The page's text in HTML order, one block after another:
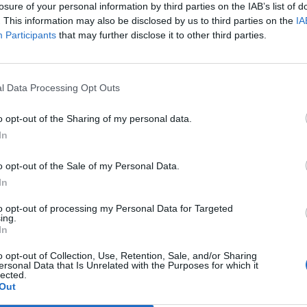
of your personal information by third parties on the IAB’s list of
This information may also be disclosed by us to third parties on the
Participants that may further disclose it to other third parties.
Data Processing Opt Outs
opt-out of the Sharing of my personal data.
opt-out of the Sale of my Personal Data.
opt-out of processing my Personal Data for Targeted
opt-out of Collection, Use, Retention, Sale, and/or Sharing
Data that Is Unrelated with the Purposes for which it
23 Lug 2026
Neopromossa in Prima ma con la voglia di scalare ancora
del calcio sardo. Il Tavolara ha vinto il campionato di
Il Ghilarza a caccia del riscatto: «La
Finale playoff: l'Antiochense regola il
Fonni nel finale, Madeddu e Cosa per
Il Fonni prepara la finale, Coinu: